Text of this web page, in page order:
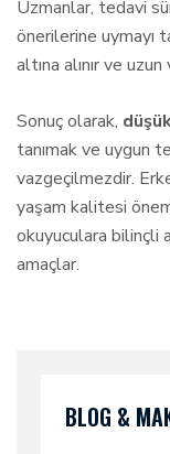
BLOG &
Uzmanlar, tedavi
önerilerine
altına alınır ve
Sonuç olarak,
tanımak ve uygun
vazgeçilmezdir.
yaşam kalitesi
okuyuculara bilinçli
amaçlar.